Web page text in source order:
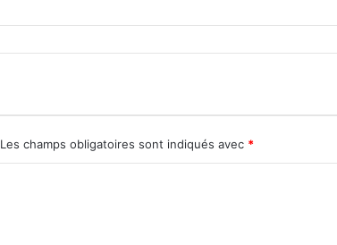
Les champs obligatoires sont indiqués avec *